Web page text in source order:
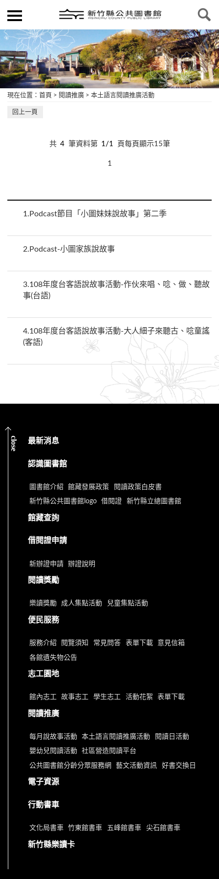
現在位置 ： 首頁 > 閱讀推廣 > 本土語言閱讀推廣活動
回上一頁
共 4 筆資料第 1/1 頁每頁顯示15筆
1
1. Podcast節目「小圖妹妹說故事」第二季
2. Podcast-小圖家族說故事
3.108年度台客語說故事活動-作伙來唱、唸、做、聽故
事(台語)
4.108年度台客語說故事活動-大人細子來聽古、唸童謠
(客語)
close 最新消息
認識圖書館
圖書館介紹 館藏發展政策 閱讀政策白皮書
新竹縣公共圖書館logo 借閱證 新竹縣立總圖書館
館藏查詢
借閱證申請
新辦證申請 辦證說明
閱讀獎勵
樂讀獎勵 成人集點活動 兒童集點活動
便民服務
服務介紹 閱覽須知 常見問答 表單下載 意見信箱
各館遺失物公告
志工園地
館內志工 故事志工 學生志工 活動花絮 表單下載
閱讀推廣
每月說故事活動 本土語言閱讀推廣活動 閱讀日活動
嬰幼兒閱讀活動 社區營造閱讀平台
公共圖書館分齡分眾服務網 藝文活動資訊 好書交換日
電子資源
行動書車
文化局書車 竹東館書車 五峰館書車 尖石館書車
新竹縣樂讀卡